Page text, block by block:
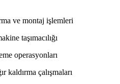
ve montaj işlemleri
taşımacılığı
operasyonları
kaldırma çalışmaları